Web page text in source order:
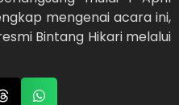
mengenai acara ini,
Bintang Hikari melalui